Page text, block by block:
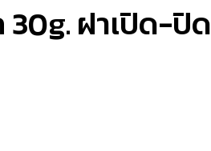
ฝาเปิด-ปิด